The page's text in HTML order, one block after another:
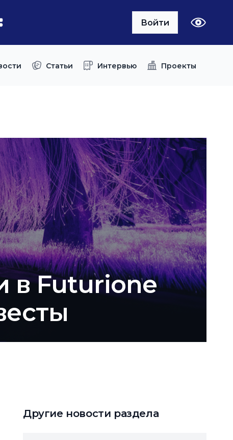
Войти
Статьи Интервью Проекты
в Futurione
Другие новости раздела